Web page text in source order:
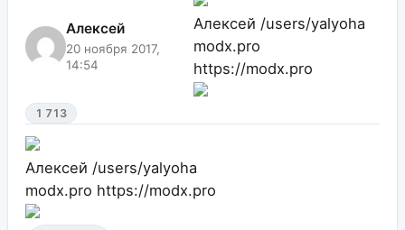
Алексей
20 ноября 2017,
14:54
Алексей /users/yalyoha
modx.pro
https://modx.pro
1 713
Алексей /users/yalyoha
modx.pro https://modx.pro